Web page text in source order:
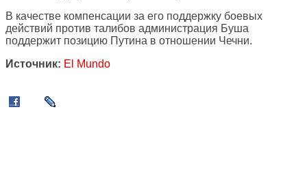
В качестве компенсации за его поддержку боевых
действий против талибов администрация Буша
поддержит позицию Путина в отношении Чечни.
Источник: El Mundo